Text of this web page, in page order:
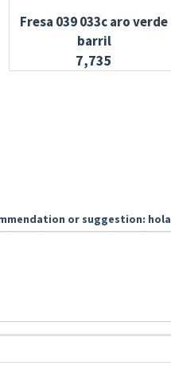
Fresa 039 033c aro verde
barril
7,735
or suggestion: hola